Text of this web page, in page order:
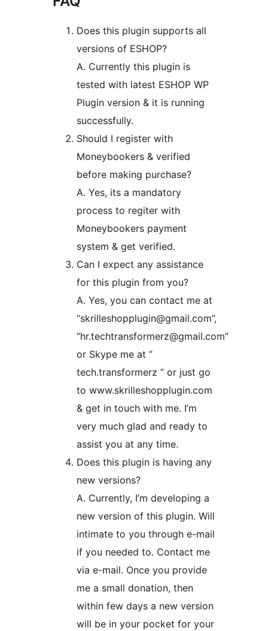
Does this plugin supports all
versions of ESHOP?
A. Currently this plugin is
tested with latest ESHOP WP
Plugin version & it is running
successfully.
Should I register with
Moneybookers & verified
before making purchase?
A. Yes, its a mandatory
process to regiter with
Moneybookers payment
system & get verified.
Can I expect any assistance
for this plugin from you?
A. Yes, you can contact me at
“skrilleshopplugin@gmail.com”,
“hr.techtransformerz@gmail.com”
or Skype me at ”
tech.transformerz ” or just go
to www.skrilleshopplugin.com
& get in touch with me. I’m
very much glad and ready to
assist you at any time.
Does this plugin is having any
new versions?
A. Currently, I’m developing a
new version of this plugin. Will
intimate to you through e-mail
if you needed to. Contact me
via e-mail. Once you provide
me a small donation, then
within few days a new version
will be in your pocket for your